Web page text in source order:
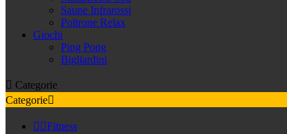
Saune Infrarossi
Poltrone Relax
Giochi
Ping Pong
Bigliardini
 Categorie
Categorie
 Fitness